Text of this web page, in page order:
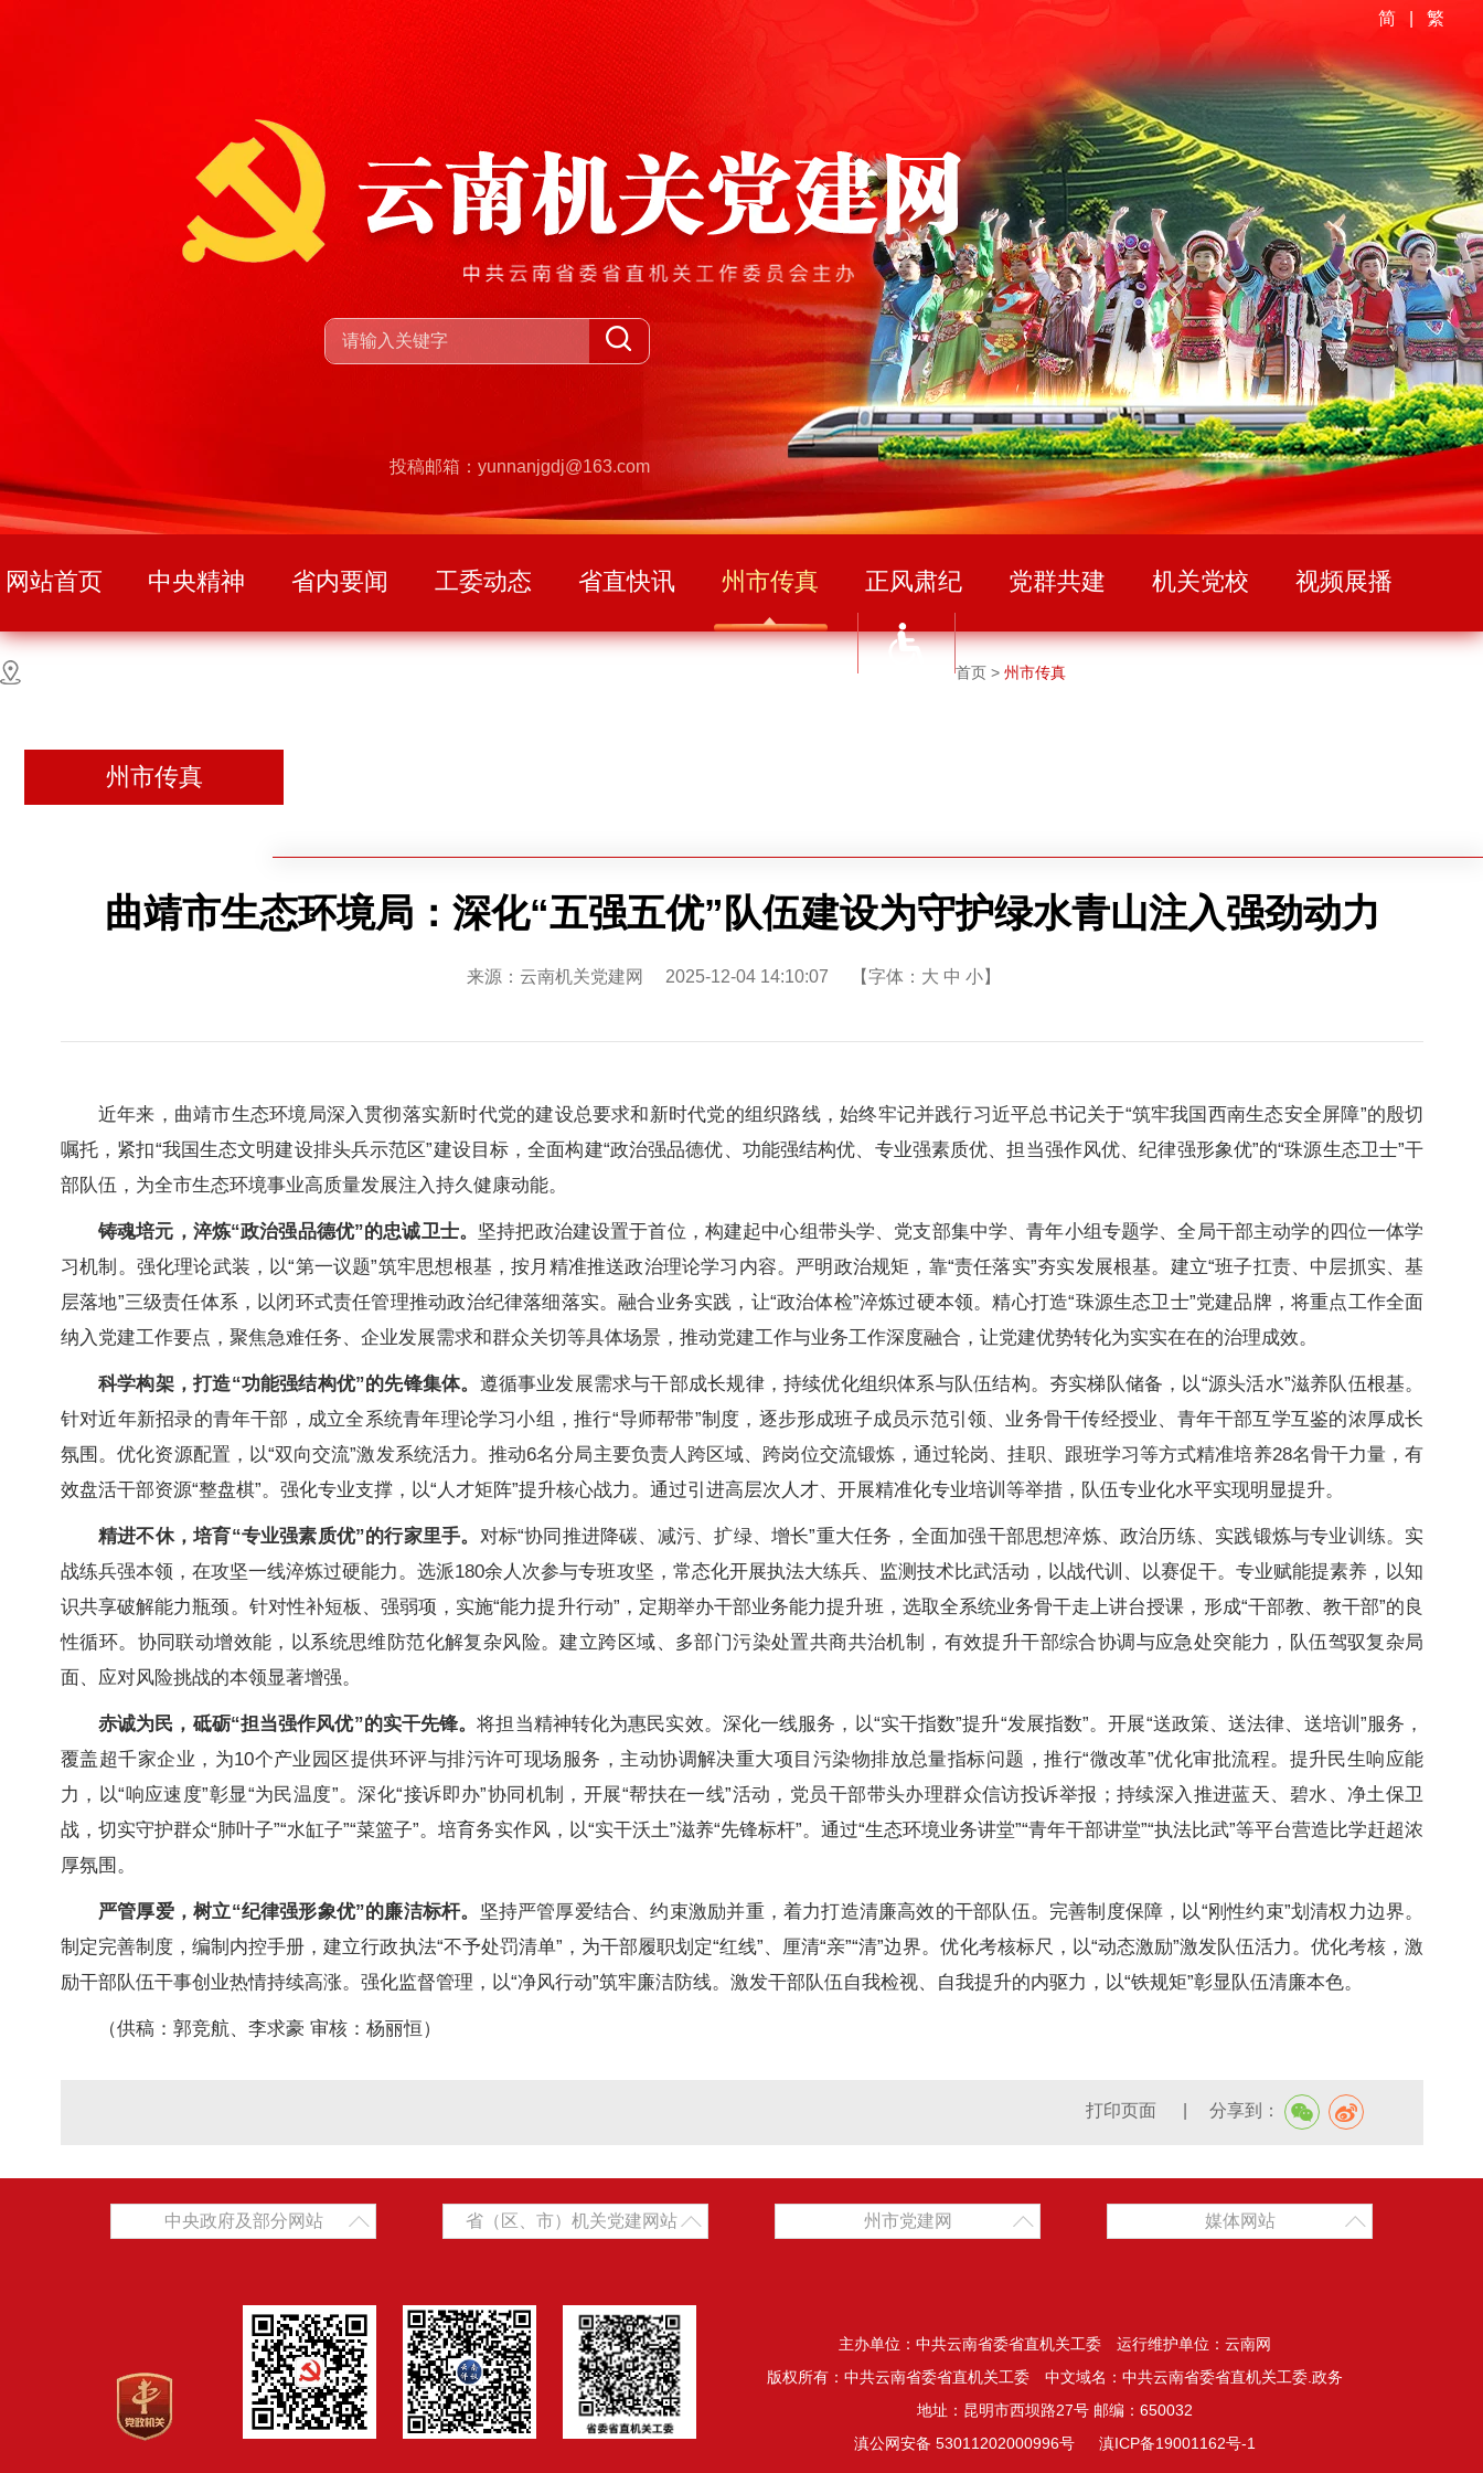
简 繁
投稿邮箱：yunnanjgdj@163.com
网站首页 中央精神 省内要闻 工委动态 省直快讯 州市传真 正风肃纪 党群共建 机关党校 视频展播
首页 > 州市传真
州市传真
曲靖市生态环境局：深化“五强五优”队伍建设为守护绿水青山注入强劲动力
来源：云南机关党建网 2025-12-04 14:10:07 【字体： 大 中 小】
近年来，曲靖市生态环境局深入贯彻落实新时代党的建设总要求和新时代党的组织路线，始终牢记并践行习近平总书记关于“筑牢我国西南生态安全屏障”的殷切
嘱托，紧扣“我国生态文明建设排头兵示范区”建设目标，全面构建“政治强品德优、功能强结构优、专业强素质优、担当强作风优、纪律强形象优”的“珠源生态卫士”干
部队伍，为全市生态环境事业高质量发展注入持久健康动能。
铸魂培元，淬炼“政治强品德优”的忠诚卫士。 坚持把政治建设置于首位，构建起中心组带头学、党支部集中学、青年小组专题学、全局干部主动学的四位一体学
习机制。强化理论武装，以“第一议题”筑牢思想根基，按月精准推送政治理论学习内容。严明政治规矩，靠“责任落实”夯实发展根基。建立“班子扛责、中层抓实、基
层落地”三级责任体系，以闭环式责任管理推动政治纪律落细落实。融合业务实践，让“政治体检”淬炼过硬本领。精心打造“珠源生态卫士”党建品牌，将重点工作全面
纳入党建工作要点，聚焦急难任务、企业发展需求和群众关切等具体场景，推动党建工作与业务工作深度融合，让党建优势转化为实实在在的治理成效。
科学构架，打造“功能强结构优”的先锋集体。 遵循事业发展需求与干部成长规律，持续优化组织体系与队伍结构。夯实梯队储备，以“源头活水”滋养队伍根基。
针对近年新招录的青年干部，成立全系统青年理论学习小组，推行“导师帮带”制度，逐步形成班子成员示范引领、业务骨干传经授业、青年干部互学互鉴的浓厚成长
氛围。优化资源配置，以“双向交流”激发系统活力。推动6名分局主要负责人跨区域、跨岗位交流锻炼，通过轮岗、挂职、跟班学习等方式精准培养28名骨干力量，有
效盘活干部资源“整盘棋”。强化专业支撑，以“人才矩阵”提升核心战力。通过引进高层次人才、开展精准化专业培训等举措，队伍专业化水平实现明显提升。
精进不休，培育“专业强素质优”的行家里手。 对标“协同推进降碳、减污、扩绿、增长”重大任务，全面加强干部思想淬炼、政治历练、实践锻炼与专业训练。实
战练兵强本领，在攻坚一线淬炼过硬能力。选派180余人次参与专班攻坚，常态化开展执法大练兵、监测技术比武活动，以战代训、以赛促干。专业赋能提素养，以知
识共享破解能力瓶颈。针对性补短板、强弱项，实施“能力提升行动”，定期举办干部业务能力提升班，选取全系统业务骨干走上讲台授课，形成“干部教、教干部”的良
性循环。协同联动增效能，以系统思维防范化解复杂风险。建立跨区域、多部门污染处置共商共治机制，有效提升干部综合协调与应急处突能力，队伍驾驭复杂局
面、应对风险挑战的本领显著增强。
赤诚为民，砥砺“担当强作风优”的实干先锋。将担当精神转化为惠民实效。深化一线服务，以“实干指数”提升“发展指数”。开展“送政策、送法律、送培训”服务，
覆盖超千家企业，为10个产业园区提供环评与排污许可现场服务，主动协调解决重大项目污染物排放总量指标问题，推行“微改革”优化审批流程。提升民生响应能
力，以“响应速度”彰显“为民温度”。深化“接诉即办”协同机制，开展“帮扶在一线”活动，党员干部带头办理群众信访投诉举报；持续深入推进蓝天、碧水、净土保卫
战，切实守护群众“肺叶子”“水缸子”“菜篮子”。培育务实作风，以“实干沃土”滋养“先锋标杆”。通过“生态环境业务讲堂”“青年干部讲堂”“执法比武”等平台营造比学赶超浓
厚氛围。
严管厚爱，树立“纪律强形象优”的廉洁标杆。 坚持严管厚爱结合、约束激励并重，着力打造清廉高效的干部队伍。完善制度保障，以“刚性约束”划清权力边界。
制定完善制度，编制内控手册，建立行政执法“不予处罚清单”，为干部履职划定“红线”、厘清“亲”“清”边界。优化考核标尺，以“动态激励”激发队伍活力。优化考核，激
励干部队伍干事创业热情持续高涨。强化监督管理，以“净风行动”筑牢廉洁防线。激发干部队伍自我检视、自我提升的内驱力，以“铁规矩”彰显队伍清廉本色。
（供稿：郭竞航、李求豪 审核：杨丽恒）
打印页面 分享到：
中央政府及部分网站 省（区、市）机关党建网站 州市党建网 媒体网站
主办单位：中共云南省委省直机关工委 运行维护单位：云南网
版权所有：中共云南省委省直机关工委 中文域名：中共云南省委省直机关工委.政务
地址：昆明市西坝路27号 邮编：650032
滇公网安备 53011202000996号
滇ICP备19001162号-1